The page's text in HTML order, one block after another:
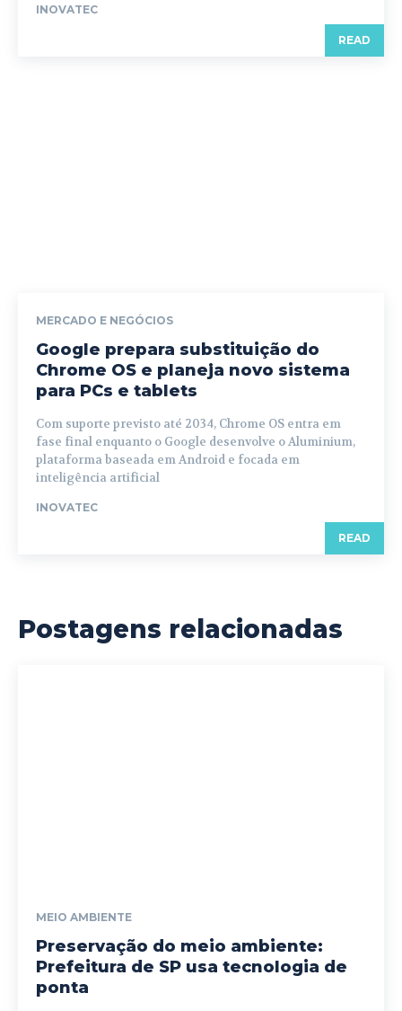
INOVATEC
READ
MERCADO E NEGÓCIOS
Google prepara substituição do
Chrome OS e planeja novo sistema
para PCs e tablets
Com suporte previsto até 2034, Chrome OS entra em
fase final enquanto o Google desenvolve o Aluminium,
plataforma baseada em Android e focada em
inteligência artificial
INOVATEC
READ
Postagens relacionadas
MEIO AMBIENTE
Preservação do meio ambiente:
Prefeitura de SP usa tecnologia de
ponta